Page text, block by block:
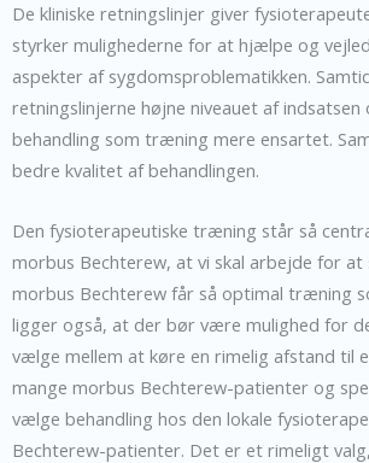
De kliniske retningslinjer giver
styrker mulighederne for at hjælpe og
aspekter af sygdomsproblematikken.
retningslinjerne højne niveauet af indsatsen
behandling som træning mere ensartet.
bedre kvalitet af behandlingen.
Den fysioterapeutiske træning står så
morbus Bechterew, at vi skal arbejde for at
morbus Bechterew får så optimal træning
ligger også, at der bør være mulighed for
vælge mellem at køre en rimelig afstand til
mange morbus Bechterew-patienter og
vælge behandling hos den lokale
Bechterew-patienter. Det er et rimeligt